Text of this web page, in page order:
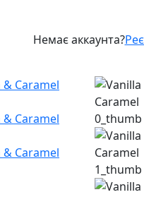
Немає аккаунта?